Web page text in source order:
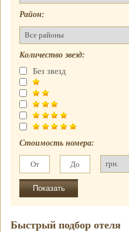
почасово
гостиницы
молодоженов
Район:
Количество звезд:
Без звезд
Стоимость номера:
Быстрый подбор отеля